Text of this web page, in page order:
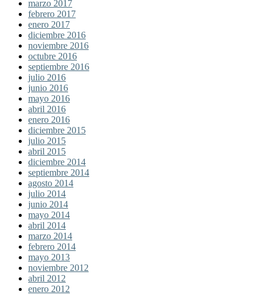
marzo 2017
febrero 2017
enero 2017
diciembre 2016
noviembre 2016
octubre 2016
septiembre 2016
julio 2016
junio 2016
mayo 2016
abril 2016
enero 2016
diciembre 2015
julio 2015
abril 2015
diciembre 2014
septiembre 2014
agosto 2014
julio 2014
junio 2014
mayo 2014
abril 2014
marzo 2014
febrero 2014
mayo 2013
noviembre 2012
abril 2012
enero 2012